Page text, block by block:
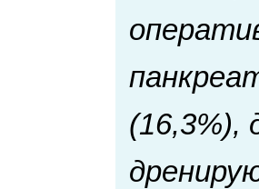
(16,3%),